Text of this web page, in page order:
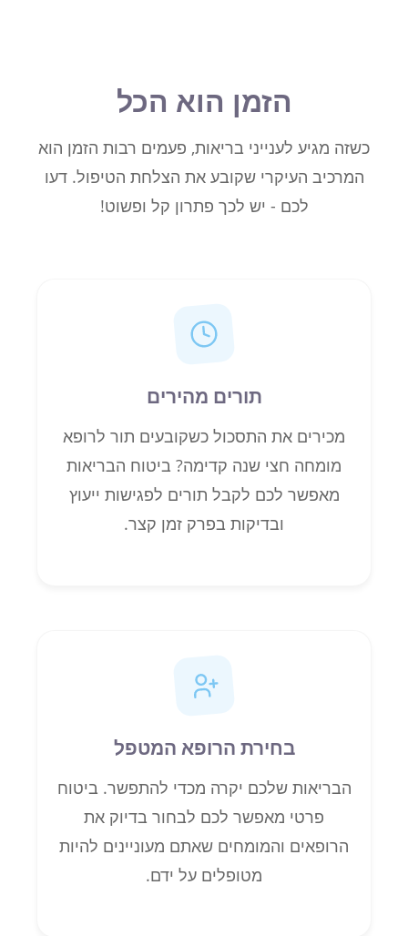
הזמן הוא הכל
כשזה מגיע לענייני בריאות, פעמים רבות הזמן הוא
המרכיב העיקרי שקובע את הצלחת הטיפול. דעו
לכם - יש לכך פתרון קל ופשוט!
תורים מהירים
מכירים את התסכול כשקובעים תור לרופא
מומחה חצי שנה קדימה? ביטוח הבריאות
מאפשר לכם לקבל תורים לפגישות ייעוץ
ובדיקות בפרק זמן קצר.
בחירת הרופא המטפל
הבריאות שלכם יקרה מכדי להתפשר. ביטוח
פרטי מאפשר לכם לבחור בדיוק את
הרופאים והמומחים שאתם מעוניינים להיות
מטופלים על ידם.